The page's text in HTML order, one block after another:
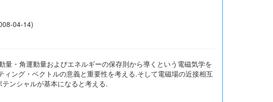
04-14)
・角運動量およびエネルギーの保存則から導くという電磁気学を
ング・ベクトルの意義と重要性を考える.そして電磁場の近接相互
ンシャルが基本になると考える.